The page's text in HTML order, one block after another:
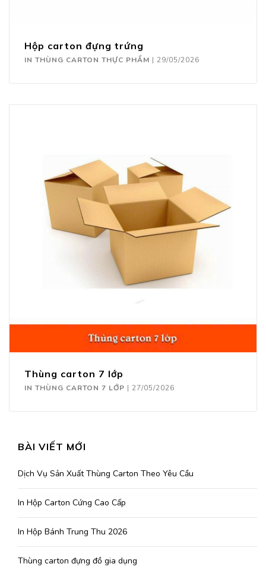
Hộp carton đựng trứng
IN THÙNG CARTON THỰC PHẨM | 29/05/2026
Thùng carton 7 lớp
IN THÙNG CARTON 7 LỚP | 27/05/2026
BÀI VIẾT MỚI
Dịch Vụ Sản Xuất Thùng Carton Theo Yêu Cầu
In Hộp Carton Cứng Cao Cấp
In Hộp Bánh Trung Thu 2026
Thùng carton đựng đồ gia dụng